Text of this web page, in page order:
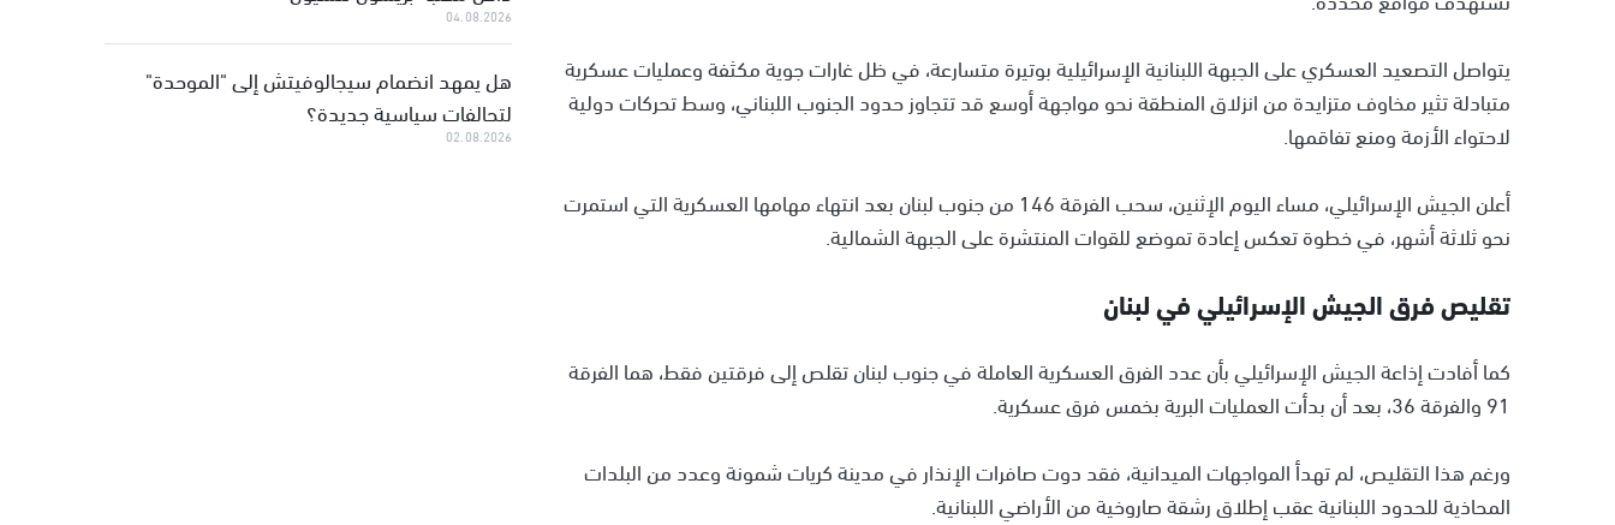
يتواصل التصعيد العسكري على الجبهة اللبنانية الإسرائيلية بوتيرة متسارعة، في ظل غارات جوية مكثفة وعمليات عسكرية
متبادلة تثير مخاوف متزايدة من انزلاق المنطقة نحو مواجهة أوسع قد تتجاوز حدود الجنوب اللبناني، وسط تحركات دولية
لاحتواء الأزمة ومنع تفاقمها.
أعلن الجيش الإسرائيلي، مساء اليوم الإثنين، سحب الفرقة 146 من جنوب لبنان بعد انتهاء مهامها العسكرية التي استمرت
نحو ثلاثة أشهر، في خطوة تعكس إعادة تموضع للقوات المنتشرة على الجبهة الشمالية.
تقليص فرق الجيش الإسرائيلي في لبنان
كما أفادت إذاعة الجيش الإسرائيلي بأن عدد الفرق العسكرية العاملة في جنوب لبنان تقلص إلى فرقتين فقط، هما الفرقة
91 والفرقة 36، بعد أن بدأت العمليات البرية بخمس فرق عسكرية.
ورغم هذا التقليص، لم تهدأ المواجهات الميدانية، فقد دوت صافرات الإنذار في مدينة كريات شمونة وعدد من البلدات
المحاذية للحدود اللبنانية عقب إطلاق رشقة صاروخية من الأراضي اللبنانية.
04.08.2026
هل يمهد انضمام سيجالوفيتش إلى "الموحدة"
لتحالفات سياسية جديدة؟
02.08.2026